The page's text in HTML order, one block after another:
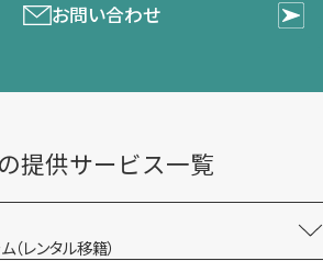
お問い合わせ
提供サービス一覧
レンタル移籍）